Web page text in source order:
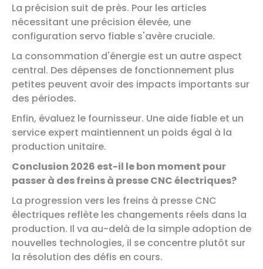
La précision suit de près. Pour les articles
nécessitant une précision élevée, une
configuration servo fiable s'avère cruciale.
La consommation d'énergie est un autre aspect
central. Des dépenses de fonctionnement plus
petites peuvent avoir des impacts importants sur
des périodes.
Enfin, évaluez le fournisseur. Une aide fiable et un
service expert maintiennent un poids égal à la
production unitaire.
Conclusion 2026 est-il le bon moment pour
passer à des freins à presse CNC électriques?
La progression vers les freins à presse CNC
électriques reflète les changements réels dans la
production. Il va au-delà de la simple adoption de
nouvelles technologies, il se concentre plutôt sur
la résolution des défis en cours.